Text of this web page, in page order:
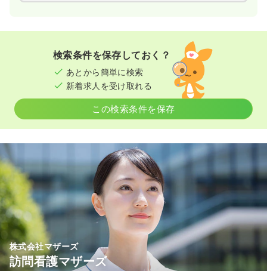
検索条件を保存しておく？
あとから簡単に検索
新着求人を受け取れる
この検索条件を保存
株式会社マザーズ
訪問看護マザーズ